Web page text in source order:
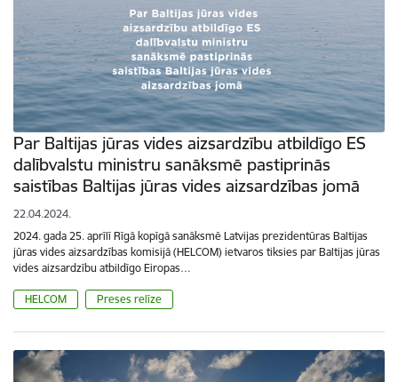
Par Baltijas jūras vides aizsardzību atbildīgo ES
dalībvalstu ministru sanāksmē pastiprinās
saistības Baltijas jūras vides aizsardzības jomā
22.04.2024.
2024. gada 25. aprīlī Rīgā kopīgā sanāksmē Latvijas prezidentūras Baltijas
jūras vides aizsardzības komisijā (HELCOM) ietvaros tiksies par Baltijas jūras
vides aizsardzību atbildīgo Eiropas…
HELCOM Preses relīze